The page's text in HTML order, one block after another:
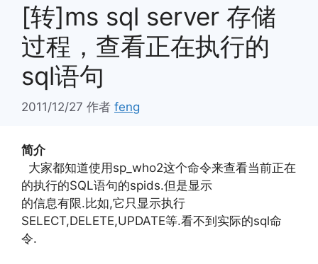
[转]ms sql server 存储
过程，查看正在执行的
sql语句
2011/12/27 作者 feng
简介
大家都知道使用sp_who2这个命令来查看当前正在
的执行的SQL语句的spids.但是显示
的信息有限.比如,它只显示执行
SELECT,DELETE,UPDATE等.看不到实际的sql命
令.